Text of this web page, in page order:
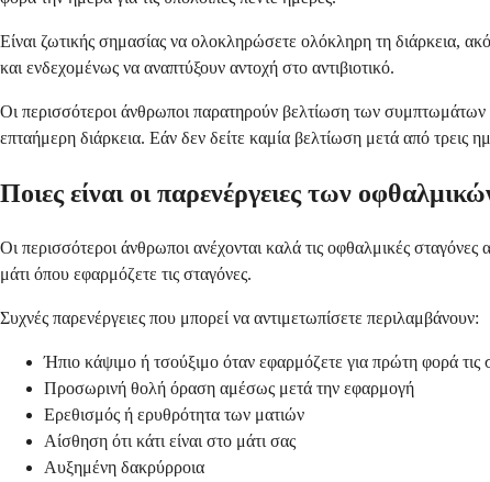
Είναι ζωτικής σημασίας να ολοκληρώσετε ολόκληρη τη διάρκεια,
και ενδεχομένως να αναπτύξουν αντοχή στο αντιβιοτικό.
Οι περισσότεροι άνθρωποι παρατηρούν βελτίωση των
επταήμερη διάρκεια. Εάν δεν δείτε καμία βελτίωση μετά από τρεις
Ποιες είναι οι παρενέργειες των
Οι περισσότεροι άνθρωποι ανέχονται καλά τις οφθαλμικές
μάτι όπου εφαρμόζετε τις σταγόνες.
Συχνές παρενέργειες που μπορεί να αντιμετωπίσετε περιλαμβάνουν:
Ήπιο κάψιμο ή τσούξιμο όταν εφαρμόζετε για πρώτη φορά τις
Προσωρινή θολή όραση αμέσως μετά την εφαρμογή
Ερεθισμός ή ερυθρότητα των ματιών
Αίσθηση ότι κάτι είναι στο μάτι σας
Αυξημένη δακρύρροια